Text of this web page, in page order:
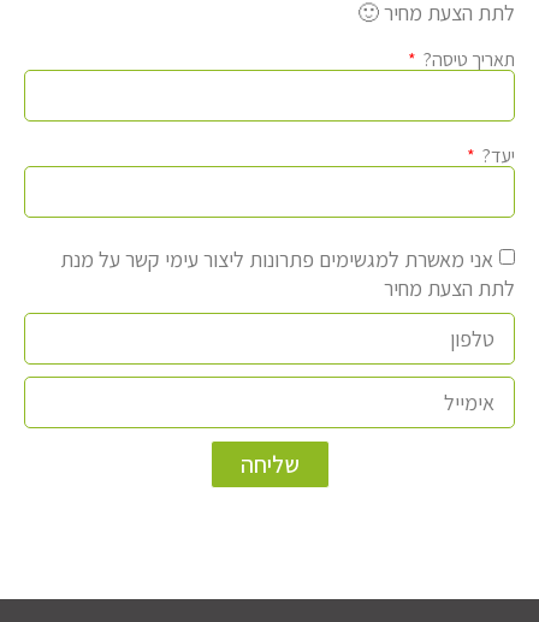
לתת הצעת מחיר 🙂
תאריך טיסה?
יעד?
אני מאשרת למגשימים פתרונות ליצור עימי קשר על מנת
לתת הצעת מחיר
שליחה